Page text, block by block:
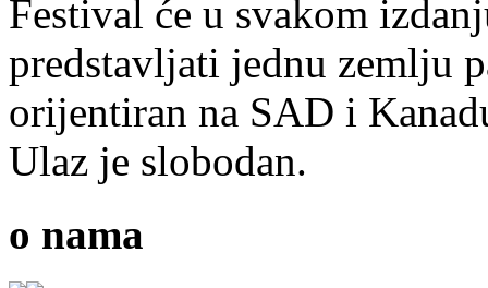
Festival će u svakom
predstavljati jednu zemlju
orijentiran na SAD i
Ulaz je slobodan.
o nama